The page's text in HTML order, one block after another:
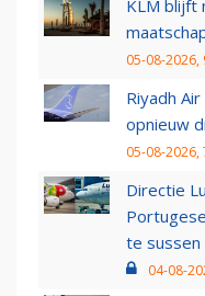
KLM blijft
05-08-2026,
Riyadh
opnieuw
05-08-2026,
Directie
te sussen
04-08-